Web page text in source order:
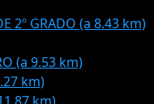
2º GRADO (a 8.43 km)
(a 9.53 km)
km)